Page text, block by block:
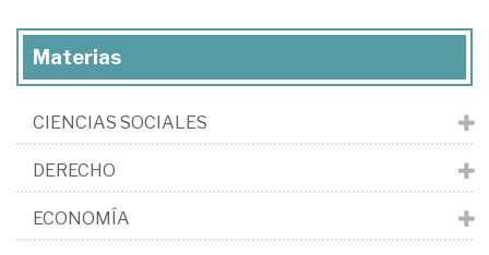
Materias
CIENCIAS SOCIALES
DERECHO
ECONOMÍA